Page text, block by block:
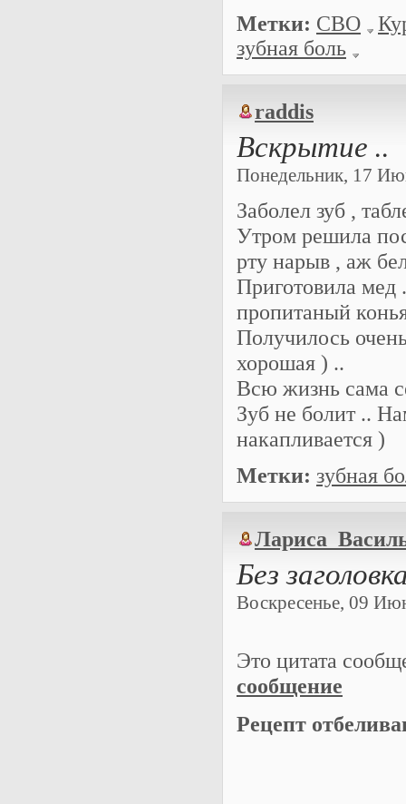
Метки: СВО
зубная боль
raddis
Вскрытие ..
Понедельник, 17
Заболел зуб ,
Утром решила
рту нарыв , аж
Приготовила мед
пропитаный
Получилось
хорошая ) ..
Всю жизнь сама
Зуб не болит ..
накапливается )
Метки: зубная
Без
Воскресенье, 09
Это цитата
сообщение
Рецепт